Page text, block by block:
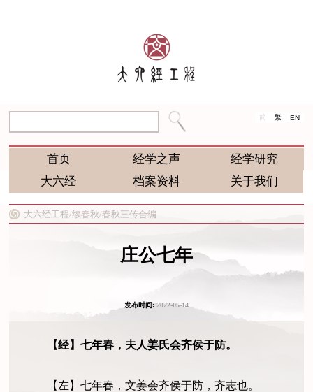
简 繁 EN
首页 经学之声
经学研究
大六经
档案资料 关于我们
大六经工程/续春秋/春秋三传合编
庄公七年
发布时间:2022-05-14
【经】七年春，夫人姜氏会齐侯于防。
【左】七年春，文姜会齐侯于防，齐志也。